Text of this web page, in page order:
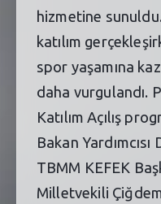
hizmetine
katılım
spor yaşamına
daha vurgulandı.
Katılım Açılış
Bakan
TBMM KEFEK
Milletvekili